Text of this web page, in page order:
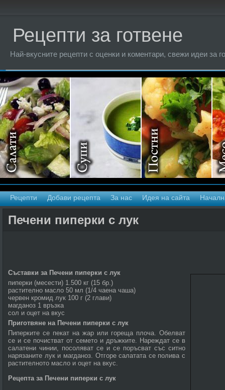
Рецепти за готвене
Най-вкусните рецепти с оценки и коментари, свежи идеи за
Рецепти Добави рецепта За нас Идея на сайта
Печени пиперки с лук
Съставки за Печени пиперки с лук
пиперки (месести) 1.500 кг (15 бр.)
растително масло 50 мл (1/4 чаена чаша)
червен кромид лук 100 г (2 глави)
магданоз 1 връзка
сол и оцет на вкус
Приготвяне на Печени пиперки с лук
Пиперките се пекат на жар или гореща плоча. Обелват
се и се почистват от семето и дръжките. Нареждат се в
салатени чинии, посоляват се и се поръсват със ситно
нарязаните лук и магданоз. Отгоре салатата се полива с
растителното масло и оцет на вкус.
Рецепта за Печени пиперки с лук